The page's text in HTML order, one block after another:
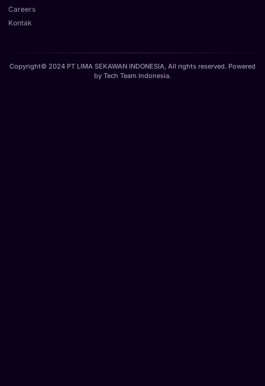
Careers
Kontak
Copyright© 2024 PT LIMA SEKAWAN INDONESIA, All rights reserved. Powered
by Tech Team Indonesia.